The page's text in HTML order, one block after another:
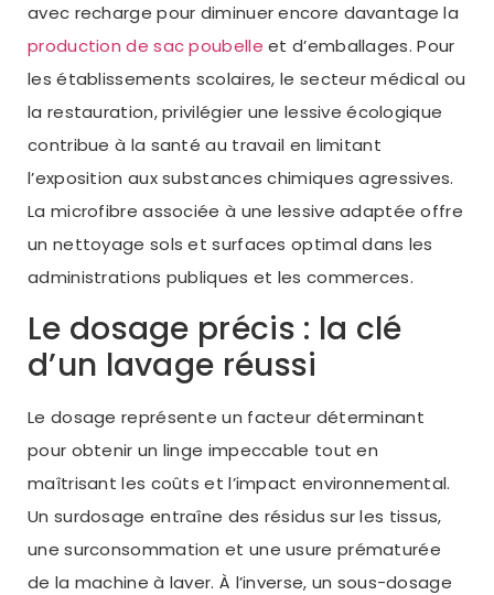
avec recharge pour diminuer encore davantage la
production de sac poubelle et d’emballages. Pour
les établissements scolaires, le secteur médical ou
la restauration, privilégier une lessive écologique
contribue à la santé au travail en limitant
l’exposition aux substances chimiques agressives.
La microfibre associée à une lessive adaptée offre
un nettoyage sols et surfaces optimal dans les
administrations publiques et les commerces.
Le dosage précis : la clé
d’un lavage réussi
Le dosage représente un facteur déterminant
pour obtenir un linge impeccable tout en
maîtrisant les coûts et l’impact environnemental.
Un surdosage entraîne des résidus sur les tissus,
une surconsommation et une usure prématurée
de la machine à laver. À l’inverse, un sous-dosage